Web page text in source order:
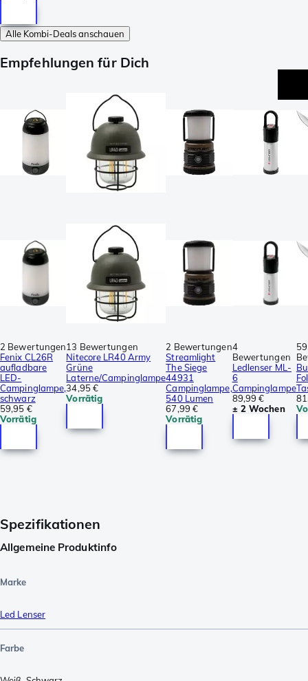
Alle Kombi-Deals anschauen
Empfehlungen für Dich
2 Bewertungen
Fenix CL26R
aufladbare
LED-
Campinglampe,
schwarz
59,95 €
Vorrätig
13 Bewertungen
Nitecore LR40 Army
Grüne
Laterne/Campinglampe
34,95 €
Vorrätig
2 Bewertungen
Streamlight
The Siege
44931
Campinglampe,
540 Lumen
67,99 €
Vorrätig
4
Bewertungen
Ledlenser ML-
6
Campinglampe
89,99 €
± 2 Wochen
Spezifikationen
Allgemeine Produktinfo
Marke
Led Lenser
Farbe